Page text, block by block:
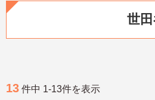
世
13 件中 1-13件を表示